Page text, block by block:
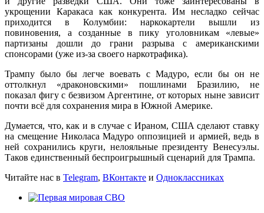
укрощении Каракаса как конкурента. Им несладко сейчас
приходится в Колумбии: наркокартели вышли из
повиновения, а созданные в пику уголовникам «левые»
партизаны дошли до грани разрыва с американскими
спонсорами (уже из-за своего наркотрафика).
Трампу было бы легче воевать с Мадуро, если бы он не
оттолкнул «драконовскими» пошлинами Бразилию, не
показал фигу с безвизом Аргентине, от которых ныне зависит
почти всё для сохранения мира в Южной Америке.
Думается, что, как и в случае с Ираном, США сделают ставку
на смещение Николаса Мадуро оппозицией и армией, ведь в
ней сохранились круги, нелояльные президенту Венесуэлы.
Таков единственный беспроигрышный сценарий для Трампа.
Читайте нас в Telegram, ВКонтакте и Одноклассниках